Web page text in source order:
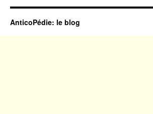
AnticoPédie: le blog